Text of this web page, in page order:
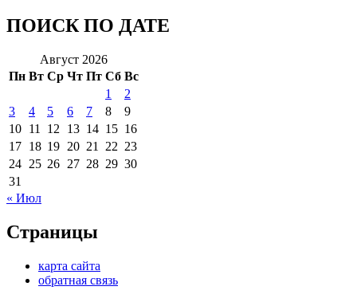
ПОИСК ПО ДАТЕ
Август 2026
Пн Вт Ср Чт Пт Сб Вс
1
2
3
4 5 6 7 8
9
10 11 12 13 14 15 16
17 18 19 20 21 22 23
24 25 26 27 28 29 30
31
« Июл
Страницы
карта сайта
обратная связь